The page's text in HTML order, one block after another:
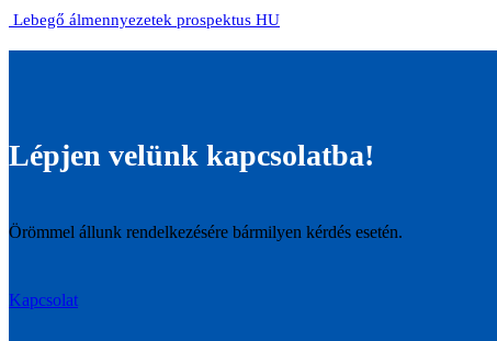
Lebegő álmennyezetek prospektus HU
Lépjen velünk kapcsolatba!
Örömmel állunk rendelkezésére bármilyen kérdés esetén.
Kapcsolat